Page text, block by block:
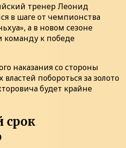
тренер Леонид
в шаге от чемпионства
а в новом сезоне
команду к победе
наказания со стороны
побороться за золото
будет крайне
срок